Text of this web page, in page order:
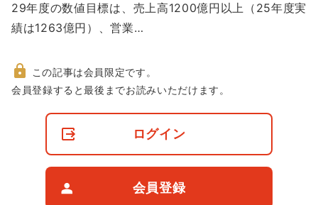
29年度の数値目標は、売上高1200億円以上（25年度実
績は1263億円）、営業…
非
この記事は会員限定です。
会員登録すると最後までお読みいただけます。
ログイン
会員登録